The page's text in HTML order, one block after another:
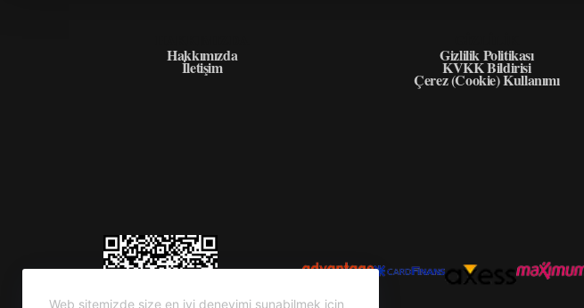
Web sitemizde size en iyi deneyimi sunabilmek için
Hakkımızda
İletişim
Gizlilik Politikası
KVKK Bildirisi
Çerez (Cookie) Kullanımı